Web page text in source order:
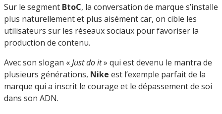
Sur le segment BtoC, la conversation de marque s’installe
plus naturellement et plus aisément car, on cible les
utilisateurs sur les réseaux sociaux pour favoriser la
production de contenu.
Avec son slogan «Just do it» qui est devenu le mantra de
plusieurs générations, Nike est l’exemple parfait de la
marque qui a inscrit le courage et le dépassement de soi
dans son ADN.